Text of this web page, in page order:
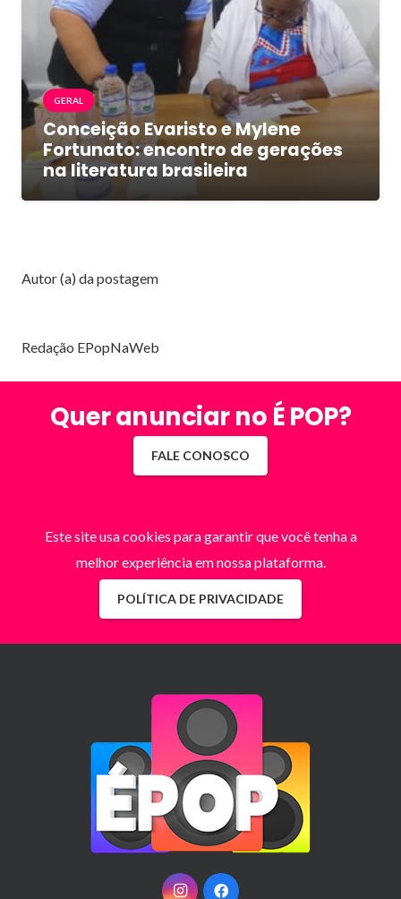
GERAL
Conceição Evaristo e Mylene
Fortunato: encontro de gerações
na literatura brasileira
Autor (a) da postagem
Redação EPopNaWeb
Quer anunciar no É POP?
FALE CONOSCO
Este site usa cookies para garantir que você tenha a
melhor experiência em nossa plataforma.
POLÍTICA DE PRIVACIDADE